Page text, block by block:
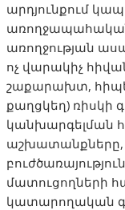
արդյունքում
առողջապահական
առողջության
ոչ վարակիչ
շաքարախտ,
քաղցկեղ) ռիսկի
կանխարգելման
աշխատանքները,
մատուցողների
կատարողական